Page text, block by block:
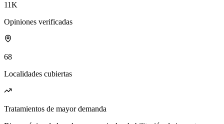
11K
Opiniones verificadas
68
Localidades cubiertas
Tratamientos de mayor demanda